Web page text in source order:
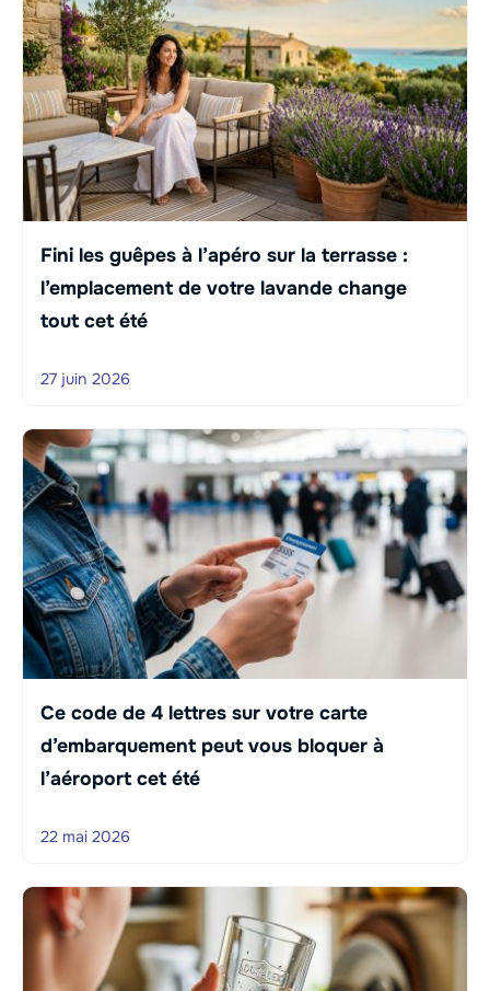
Fini les guêpes à l’apéro sur la terrasse :
l’emplacement de votre lavande change
tout cet été
27 juin 2026
Ce code de 4 lettres sur votre carte
d’embarquement peut vous bloquer à
l’aéroport cet été
22 mai 2026